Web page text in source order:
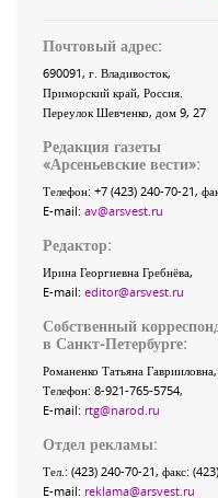
Почтовый адрес:
690091, г. Владивосток,
Приморский край, Россия
Переулок Шевченко, дом 9, 27
Редакция газеты
«Арсеньевские вести»:
Телефон: +7 (423) 240-70-21,
E-mail: av@arsvest.ru
Редактор:
Ирина Георгиевна Гребнёва,
E-mail: editor@arsvest.ru
Собственный
в Санкт-Петербурге:
Романенко Татьяна Гаврииловна,
Телефон: 8-921-765-5754,
E-mail: rtg@narod.ru
Отдел рекламы:
Тел.: (423) 240-70-21, факс:
E-mail: reklama@arsvest.ru